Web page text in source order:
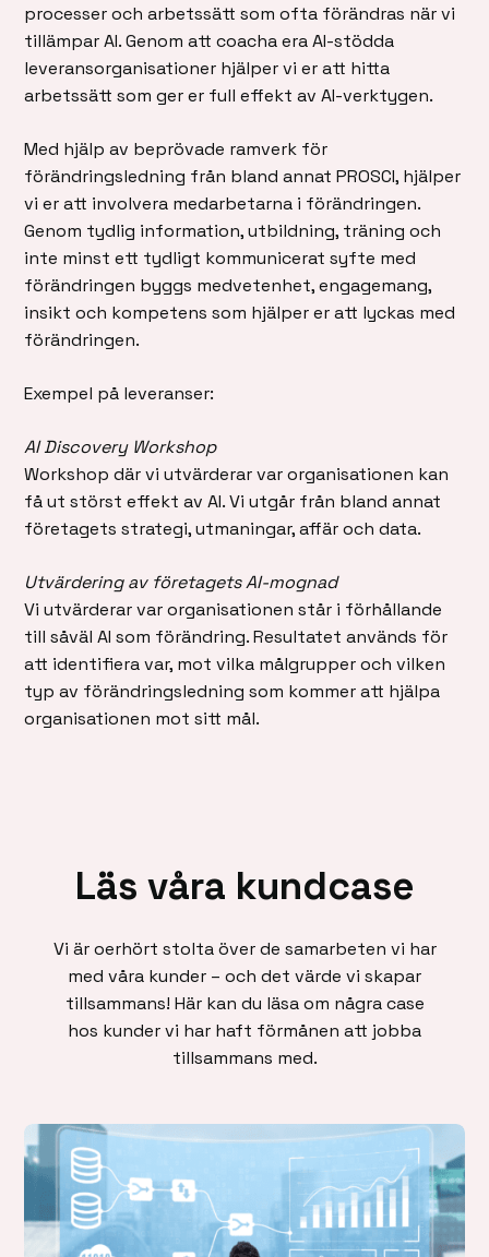
processer och arbetssätt som ofta förändras när vi
tillämpar AI. Genom att coacha era AI-stödda
leveransorganisationer hjälper vi er att hitta
arbetssätt som ger er full effekt av AI-verktygen.
Med hjälp av beprövade ramverk för
förändringsledning från bland annat PROSCI, hjälper
vi er att involvera medarbetarna i förändringen.
Genom tydlig information, utbildning, träning och
inte minst ett tydligt kommunicerat syfte med
förändringen byggs medvetenhet, engagemang,
insikt och kompetens som hjälper er att lyckas med
förändringen.
Exempel på leveranser:
AI Discovery Workshop
Workshop där vi utvärderar var organisationen kan
få ut störst effekt av AI. Vi utgår från bland annat
företagets strategi, utmaningar, affär och data.
Utvärdering av företagets AI-mognad
Vi utvärderar var organisationen står i förhållande
till såväl AI som förändring. Resultatet används för
att identifiera var, mot vilka målgrupper och vilken
typ av förändringsledning som kommer att hjälpa
organisationen mot sitt mål.
Läs våra kundcase
Vi är oerhört stolta över de samarbeten vi har
med våra kunder – och det värde vi skapar
tillsammans! Här kan du läsa om några case
hos kunder vi har haft förmånen att jobba
tillsammans med.